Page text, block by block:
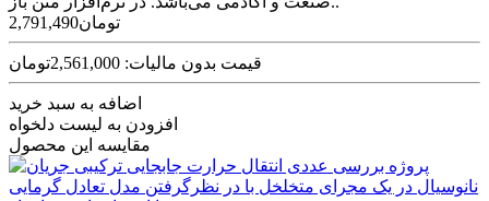
2,791,490تومان
قیمت بدون مالیات: 2,561,000تومان
اضافه به سبد خرید
افزودن به لیست دلخواه
مقایسه این محصول